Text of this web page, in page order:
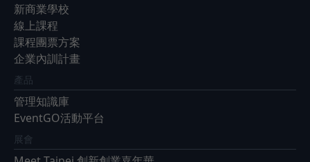
新商業學校
線上課程
課程團票方案
企業內訓計畫
產品
管理知識庫
EventGO活動平台
展會